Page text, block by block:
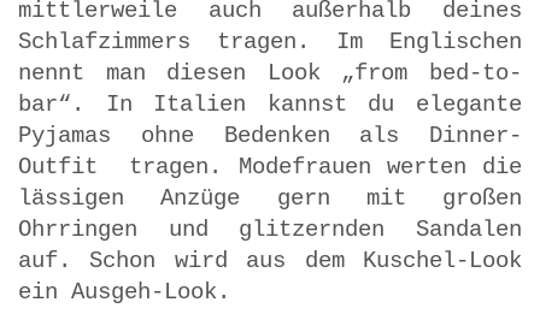
mittlerweile auch außerhalb deines
Schlafzimmers tragen. Im Englischen
nennt man diesen Look „from bed-to-
bar“. In Italien kannst du elegante
Pyjamas ohne Bedenken als Dinner-
Outfit tragen. Modefrauen werten die
lässigen Anzüge gern mit großen
Ohrringen und glitzernden Sandalen
auf. Schon wird aus dem Kuschel-Look
ein Ausgeh-Look.